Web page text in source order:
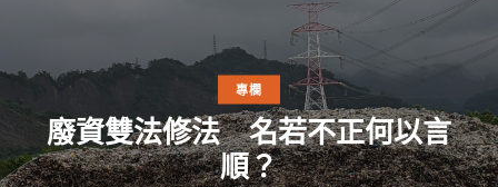
專欄
廢資雙法修法 名若不正何以言
順？